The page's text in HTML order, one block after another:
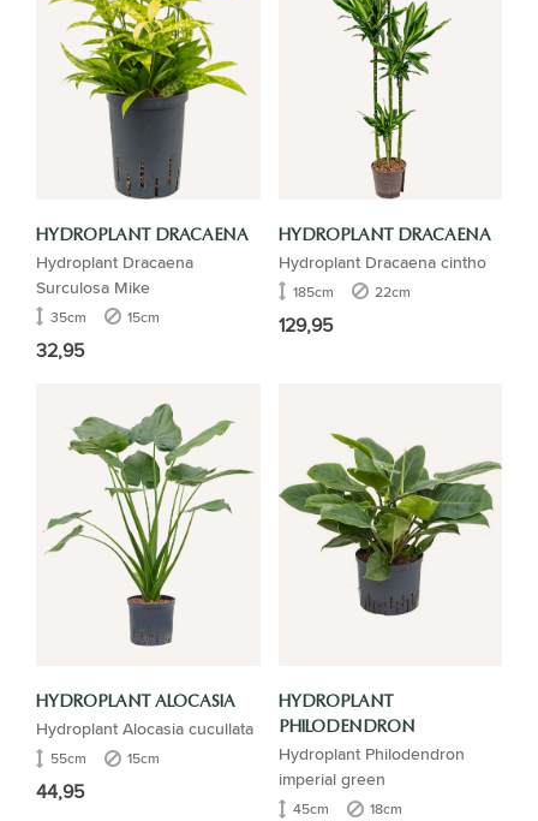
HYDROPLANT DRACAENA
Hydroplant Dracaena
Surculosa Mike
35cm 15cm
32,95
HYDROPLANT DRACAENA
Hydroplant Dracaena cintho
185cm 22cm
129,95
HYDROPLANT ALOCASIA
Hydroplant Alocasia cucullata
55cm 15cm
44,95
HYDROPLANT
PHILODENDRON
Hydroplant Philodendron
imperial green
45cm 18cm